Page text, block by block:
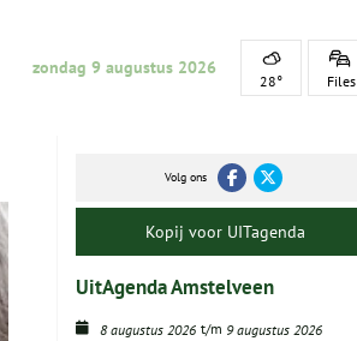
zondag 9 augustus 2026
28° Files
Volg ons
Kopij voor UITagenda
UitAgenda Amstelveen
8 augustus 2026 t/m 9 augustus 2026